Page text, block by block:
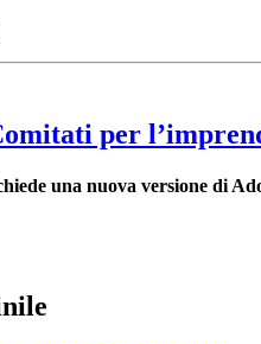
per
una nuova versione di